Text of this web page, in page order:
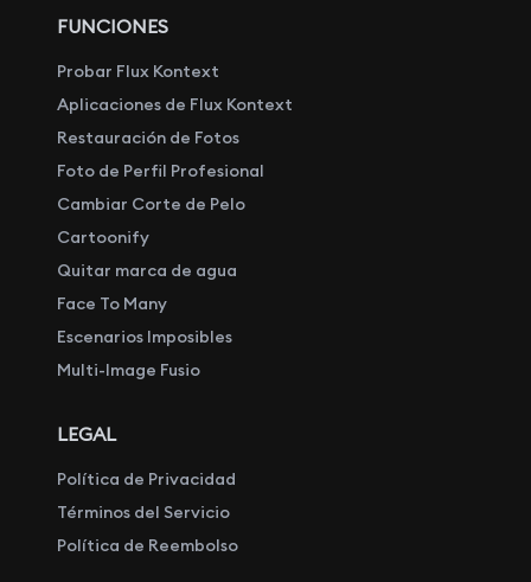
FUNCIONES
Probar Flux Kontext
Aplicaciones de Flux Kontext
Restauración de Fotos
Foto de Perfil Profesional
Cambiar Corte de Pelo
Cartoonify
Quitar marca de agua
Face To Many
Escenarios Imposibles
Multi-Image Fusio
LEGAL
Política de Privacidad
Términos del Servicio
Política de Reembolso